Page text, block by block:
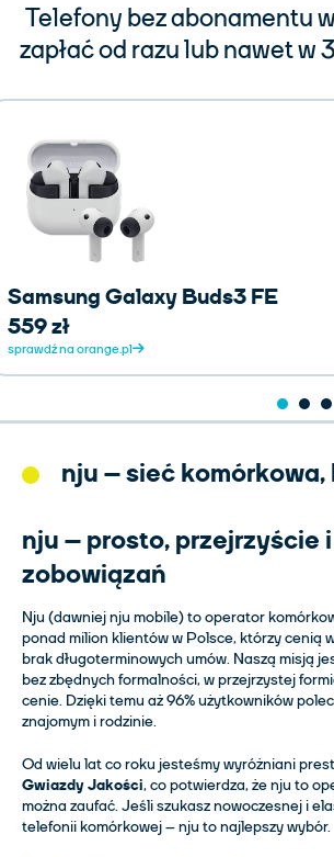
Telefony bez abonamentu
zapłać od razu lub nawet w
Samsung Galaxy Buds3 FE
559 zł
sprawdź na orange.pl
nju – sieć komórkowa,
nju – prosto, przejrzyście
zobowiązań
Nju (dawniej nju mobile) to operator
ponad milion klientów w Polsce, którzy cenią
brak długoterminowych umów. Naszą misją
bez zbędnych formalności, w przejrzystej
cenie. Dzięki temu aż 96% użytkowników
znajomym i rodzinie.
Od wielu lat co roku jesteśmy wyróżniani
Gwiazdy Jakości, co potwierdza, że nju to
można zaufać. Jeśli szukasz nowoczesnej i
telefonii komórkowej – nju to najlepszy wybór.